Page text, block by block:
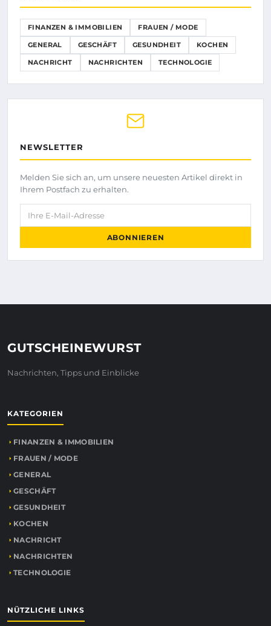
FINANZEN & IMMOBILIEN FRAUEN / MODE
GENERAL GESCHÄFT GESUNDHEIT KOCHEN
NACHRICHT NACHRICHTEN TECHNOLOGIE
NEWSLETTER
Melden Sie sich an, um unsere neuesten Artikel direkt in
Ihrem Postfach zu erhalten.
Ihre E-Mail-Adresse
ABONNIEREN
GUTSCHEINEWURST
Nachrichten, Tipps und Einblicke
KATEGORIEN
FINANZEN & IMMOBILIEN
FRAUEN / MODE
GENERAL
GESCHÄFT
GESUNDHEIT
KOCHEN
NACHRICHT
NACHRICHTEN
TECHNOLOGIE
NÜTZLICHE LINKS